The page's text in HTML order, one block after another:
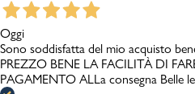
Oggi
Sono soddisfatta del mio acquisto
PREZZO BENE LA FACILITÀ DI
PAGAMENTO ALLa consegna Belle